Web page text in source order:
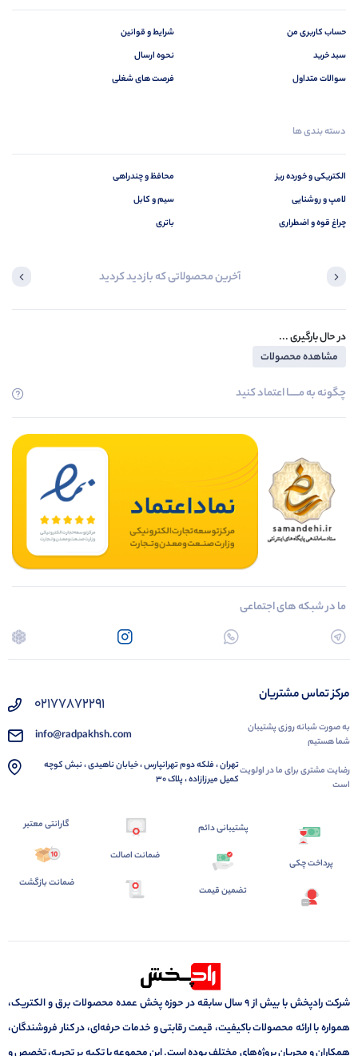
حساب کاربری من
سبد خرید
سوالات متداول
شرایط و قوانین
نحوه ارسال
فرصت های شغلی
دسته بندی ها
الکتریکی و خورده ریز
لامپ و روشنایی
چراغ قوه و اضطراری
محافظ و چندراهی
سیم و کابل
باتری
آخرین محصولاتی که بازدید کردید
در حال بارگیری ...
مشاهده محصولات
چگونه به مــــــا اعتماد کنید
ما در شبکه های اجتماعی
مرکز تماس مشتریان
به صورت شبانه روزی پشتیبان
شما هستیم
رضایت مشتری برای ما در اولویت
است
02177872291
info@radpakhsh.com
تهران ، فلکه دوم تهرانپارس ، خیابان ناهیدی ، نبش کوچه
کمیل میرزازاده ، پلاک 30
پرداخت چکی
پشتیبانی دائم
تضمین قیمت
ضمانت اصالت
گارانتی معتبر
ضمانت بازگشت
شرکت رادپخش با بیش از ۹ سال سابقه در حوزه پخش عمده محصولات برق و الکتریک،
همواره با ارائه محصولات باکیفیت، قیمت رقابتی و خدمات حرفه‌ای، در کنار فروشندگان،